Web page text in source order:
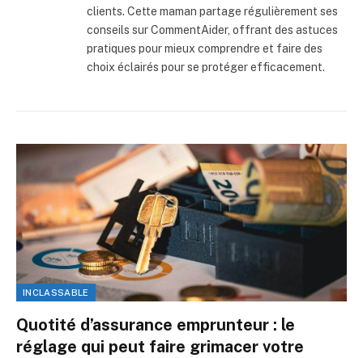
clients. Cette maman partage régulièrement ses
conseils sur CommentAider, offrant des astuces
pratiques pour mieux comprendre et faire des
choix éclairés pour se protéger efficacement.
INCLASSABLE
Quotité d’assurance emprunteur : le
réglage qui peut faire grimacer votre